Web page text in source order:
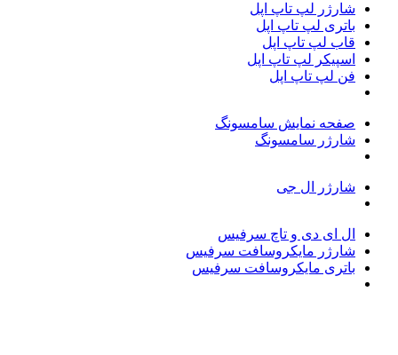
شارژر لپ تاپ اپل
باتری لپ تاپ اپل
قاب لپ تاپ اپل
اسپیکر لپ تاپ اپل
فن لپ تاپ اپل
صفحه نمایش سامسونگ
شارژر سامسونگ
شارژر ال جی
ال ای دی و تاچ سرفیس
شارژر مایکروسافت سرفیس
باتری مایکروسافت سرفیس